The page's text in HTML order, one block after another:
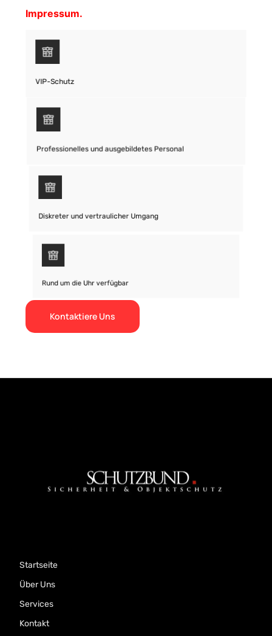
Impressum.
VIP-Schutz
Professionelles und ausgebildetes Personal
Diskreter und vertraulicher Umgang
Rund um die Uhr verfügbar
Kontaktiere Uns
Startseite
Über Uns
Services
Kontakt